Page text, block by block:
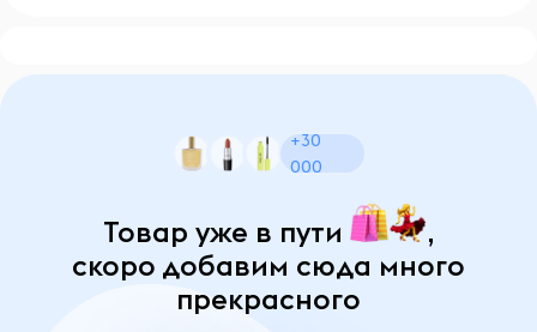
+30
000
Товар уже в пути
,
скоро добавим сюда много
прекрасного